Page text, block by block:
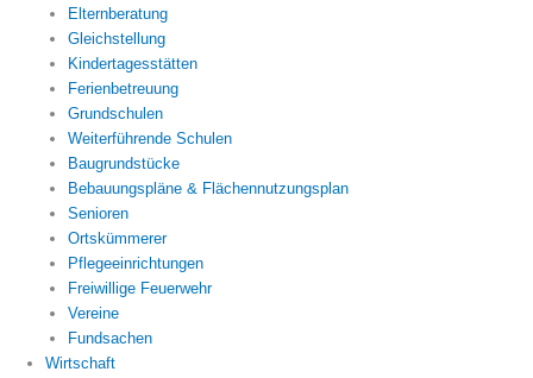
Elternberatung
Gleichstellung
Kindertagesstätten
Ferienbetreuung
Grundschulen
Weiterführende Schulen
Baugrundstücke
Bebauungspläne & Flächennutzungsplan
Senioren
Ortskümmerer
Pflegeeinrichtungen
Freiwillige Feuerwehr
Vereine
Fundsachen
Wirtschaft